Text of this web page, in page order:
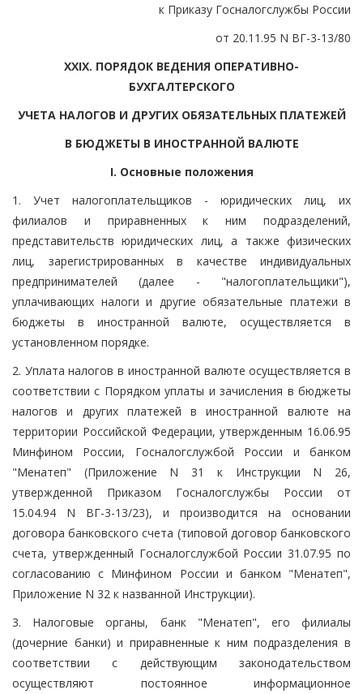
к Приказу Госналогслужбы России
от 20.11.95 N ВГ-3-13/80
XXIX. ПОРЯДОК ВЕДЕНИЯ ОПЕРАТИВНО-
БУХГАЛТЕРСКОГО
УЧЕТА НАЛОГОВ И ДРУГИХ ОБЯЗАТЕЛЬНЫХ ПЛАТЕЖЕЙ
В БЮДЖЕТЫ В ИНОСТРАННОЙ ВАЛЮТЕ
I. Основные положения
1. Учет налогоплательщиков - юридических лиц, их
филиалов и приравненных к ним подразделений,
представительств юридических лиц, а также физических
лиц, зарегистрированных в качестве индивидуальных
предпринимателей (далее - "налогоплательщики"),
уплачивающих налоги и другие обязательные платежи в
бюджеты в иностранной валюте, осуществляется в
установленном порядке.
2. Уплата налогов в иностранной валюте осуществляется в
соответствии с Порядком уплаты и зачисления в бюджеты
налогов и других платежей в иностранной валюте на
территории Российской Федерации, утвержденным 16.06.95
Минфином России, Госналогслужбой России и банком
"Менатеп" (Приложение N 31 к Инструкции N 26,
утвержденной Приказом Госналогслужбы России от
15.04.94 N ВГ-3-13/23), и производится на основании
договора банковского счета (типовой договор банковского
счета, утвержденный Госналогслужбой России 31.07.95 по
согласованию с Минфином России и банком "Менатеп",
Приложение N 32 к названной Инструкции).
3. Налоговые органы, банк "Менатеп", его филиалы
(дочерние банки) и приравненные к ним подразделения в
соответствии с действующим законодательством
осуществляют постоянное информационное